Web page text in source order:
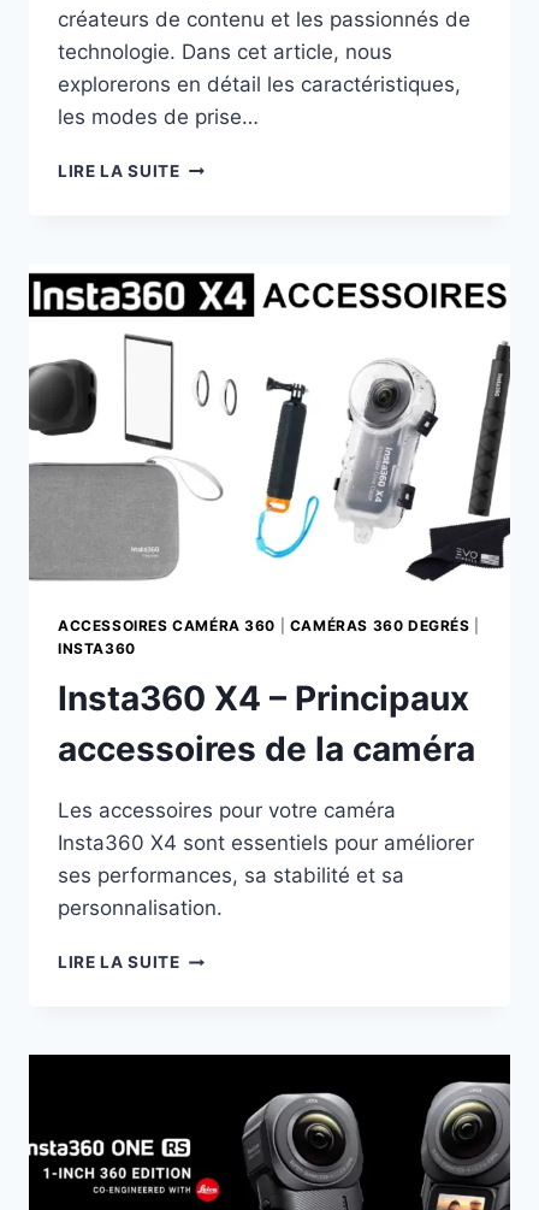
créateurs de contenu et les passionnés de
technologie. Dans cet article, nous
explorerons en détail les caractéristiques,
les modes de prise…
LIRE LA SUITEINSTA360
CAMÉRA
D’ACTION
ACCESSOIRES CAMÉRA 360 CAMÉRAS 360 DEGRÉS
INSTA360
Insta360 X4 – Principaux
accessoires de la caméra
Les accessoires pour votre caméra
Insta360 X4 sont essentiels pour améliorer
ses performances, sa stabilité et sa
personnalisation.
LIRE LA SUITEINSTA360
ACCESSOIRES
LA CAMÉRA